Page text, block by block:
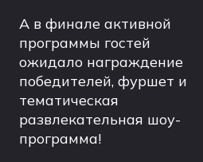
А в финале активной
программы гостей
ожидало награждение
победителей, фуршет и
тематическая
развлекательная шоу-
программа!